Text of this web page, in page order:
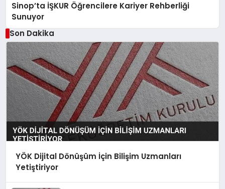
Sinop’ta İŞKUR Öğrencilere Kariyer Rehberliği
Sunuyor
Son Dakika
YÖK Dijital Dönüşüm İçin Bilişim Uzmanları
Yetiştiriyor